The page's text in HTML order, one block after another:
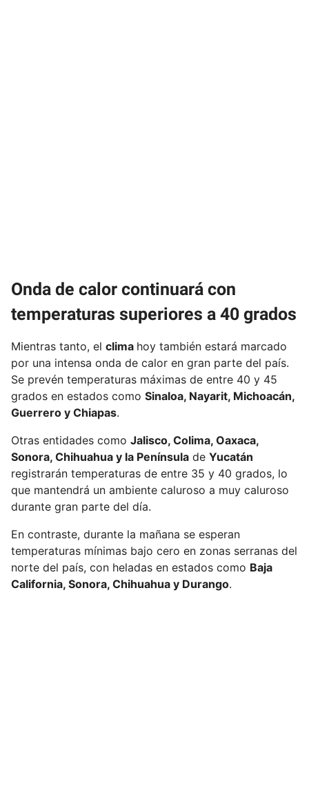
Onda de calor continuará con
temperaturas superiores a 40 grados
Mientras tanto, el clima hoy también estará marcado
por una intensa onda de calor en gran parte del país.
Se prevén temperaturas máximas de entre 40 y 45
grados en estados como Sinaloa, Nayarit, Michoacán,
Guerrero y Chiapas.
Otras entidades como Jalisco, Colima, Oaxaca,
Sonora, Chihuahua y la Península de Yucatán
registrarán temperaturas de entre 35 y 40 grados, lo
que mantendrá un ambiente caluroso a muy caluroso
durante gran parte del día.
En contraste, durante la mañana se esperan
temperaturas mínimas bajo cero en zonas serranas del
norte del país, con heladas en estados como Baja
California, Sonora, Chihuahua y Durango.